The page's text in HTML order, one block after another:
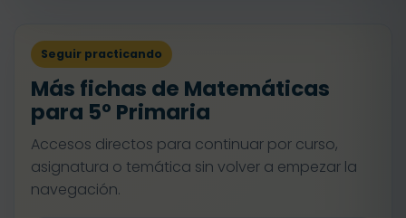
Seguir practicando
Más fichas de Matemáticas
para 5º Primaria
Accesos directos para continuar por curso,
asignatura o temática sin volver a empezar la
navegación.